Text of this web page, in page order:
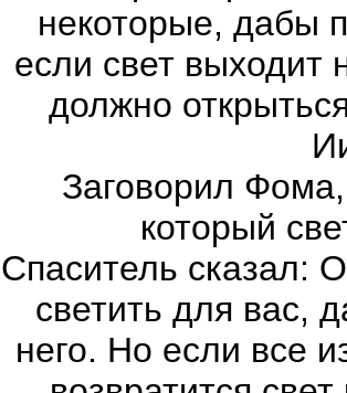
некоторые, дабы
если свет выходит
должно
Заговорил
который
Спаситель сказал:
светить для вас,
него. Но если все